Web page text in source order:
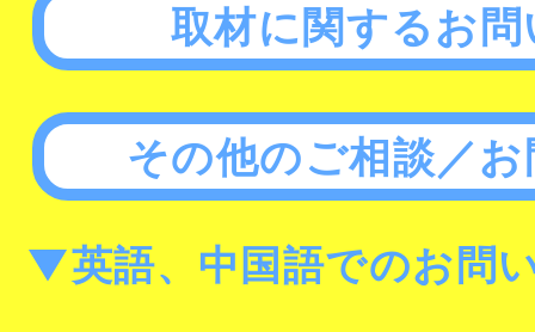
取材に関するお
その他のご相談／
▼英語、中国語でのお問